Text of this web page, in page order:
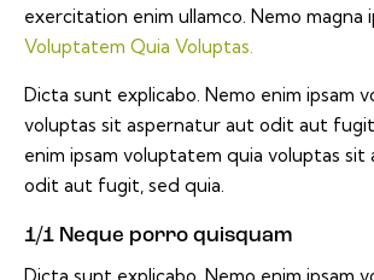
exercitation enim ullamco. Nemo magna
Voluptatem Quia Voluptas.
Dicta sunt explicabo. Nemo enim ipsam
voluptas sit aspernatur aut odit aut
enim ipsam voluptatem quia voluptas
odit aut fugit, sed quia.
1/1 Neque porro quisquam